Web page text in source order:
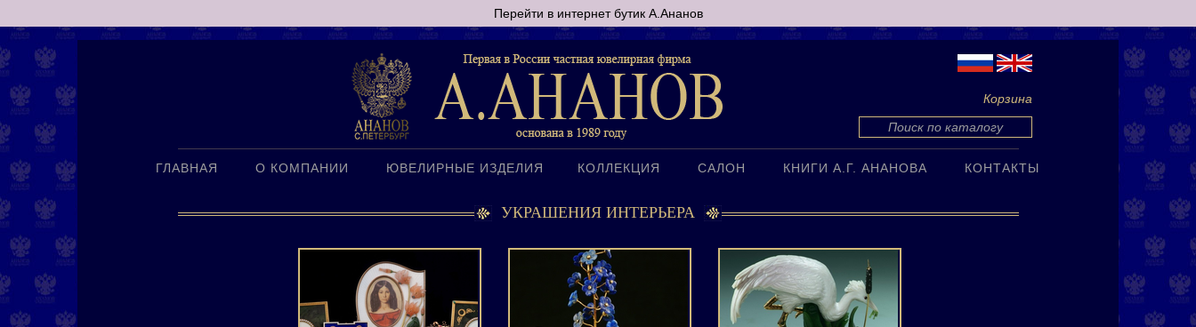
Перейти в интернет бутик А.Ананов
Корзина
ГЛАВНАЯ О КОМПАНИИ ЮВЕЛИРНЫЕ ИЗДЕЛИЯ КОЛЛЕКЦИЯ САЛОН КНИГИ А.Г. АНАНОВА КОНТАКТЫ
УКРАШЕНИЯ ИНТЕРЬЕРА